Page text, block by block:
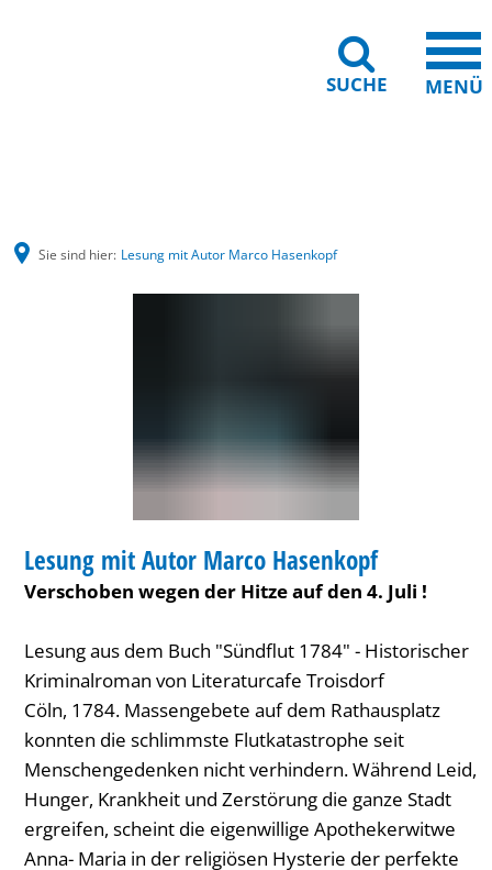
SUCHE MENÜ
Sie sind hier: Lesung mit Autor Marco Hasenkopf
KATEGORIE: BIBLIOTHEK
Lesung mit Autor Marco Hasenkopf
Verschoben wegen der Hitze auf den 4. Juli !
Lesung aus dem Buch "Sündflut 1784" - Historischer
Kriminalroman von Literaturcafe Troisdorf
Cöln, 1784. Massengebete auf dem Rathausplatz
konnten die schlimmste Flutkatastrophe seit
Menschengedenken nicht verhindern. Während Leid,
Hunger, Krankheit und Zerstörung die ganze Stadt
ergreifen, scheint die eigenwillige Apothekerwitwe
Anna- Maria in der religiösen Hysterie der perfekte